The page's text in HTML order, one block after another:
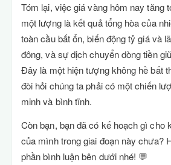
Tóm lại, việc giá vàng hôm nay tăng
một lượng là kết quả tổng hòa của
toàn cầu bất ổn, biến động tỷ giá và
đông, và sự dịch chuyển dòng tiền
Đây là một hiện tượng không hề bất
đòi hỏi chúng ta phải có một chiến
minh và bình tĩnh.
Còn bạn, bạn đã có kế hoạch gì cho
của mình trong giai đoạn này chưa?
phần bình luận bên dưới nhé! 💬